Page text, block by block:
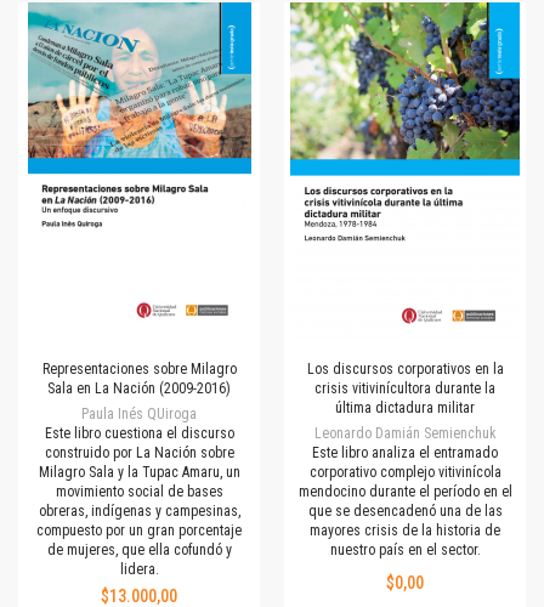
Representaciones sobre Milagro
Sala en La Nación (2009-2016)
Paula Inés QUiroga
Este libro cuestiona el discurso
construido por La Nación sobre
Milagro Sala y la Tupac Amaru, un
movimiento social de bases
obreras, indígenas y campesinas,
compuesto por un gran porcentaje
de mujeres, que ella cofundó y
lidera.
$13.000,00
Los discursos corporativos en la
crisis vitivinícultora durante la
última dictadura militar
Leonardo Damián Semienchuk
Este libro analiza el entramado
corporativo complejo vitivinícola
mendocino durante el período en el
que se desencadenó una de las
mayores crisis de la historia de
nuestro país en el sector.
$0,00